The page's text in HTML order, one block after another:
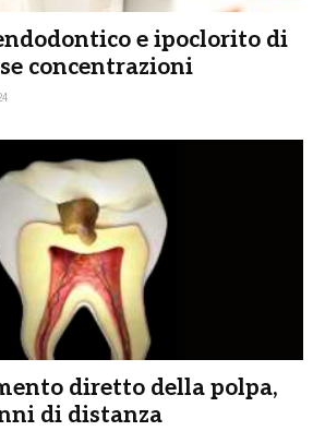
e ipoclorito di
concentrazioni
diretto della polpa,
di distanza